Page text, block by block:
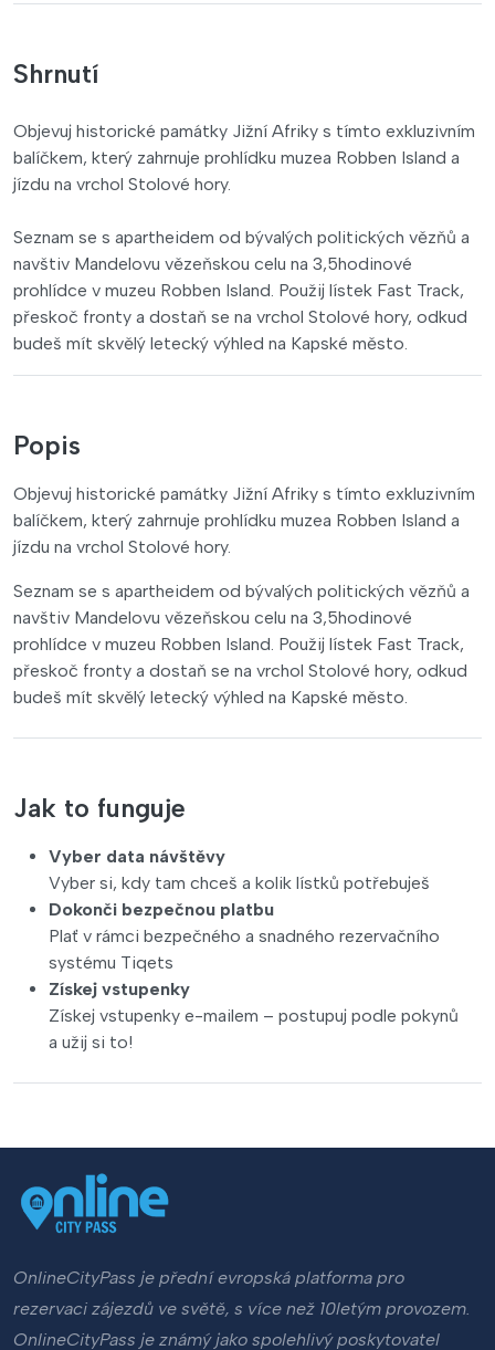
Shrnutí
Objevuj historické památky Jižní Afriky s tímto exkluzivním
balíčkem, který zahrnuje prohlídku muzea Robben Island a
jízdu na vrchol Stolové hory.
Seznam se s apartheidem od bývalých politických vězňů a
navštiv Mandelovu vězeňskou celu na 3,5hodinové
prohlídce v muzeu Robben Island. Použij lístek Fast Track,
přeskoč fronty a dostaň se na vrchol Stolové hory, odkud
budeš mít skvělý letecký výhled na Kapské město.
Popis
Objevuj historické památky Jižní Afriky s tímto exkluzivním
balíčkem, který zahrnuje prohlídku muzea Robben Island a
jízdu na vrchol Stolové hory.
Seznam se s apartheidem od bývalých politických vězňů a
navštiv Mandelovu vězeňskou celu na 3,5hodinové
prohlídce v muzeu Robben Island. Použij lístek Fast Track,
přeskoč fronty a dostaň se na vrchol Stolové hory, odkud
budeš mít skvělý letecký výhled na Kapské město.
Jak to funguje
Vyber data návštěvy
Vyber si, kdy tam chceš a kolik lístků potřebuješ
Dokonči bezpečnou platbu
Plať v rámci bezpečného a snadného rezervačního
systému Tiqets
Získej vstupenky
Získej vstupenky e-mailem – postupuj podle pokynů
a užij si to!
OnlineCityPass je přední evropská platforma pro
rezervaci zájezdů ve světě, s více než 10letým provozem.
OnlineCityPass je známý jako spolehlivý poskytovatel